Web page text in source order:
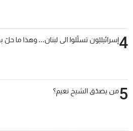
4إسرائيليّون تسلّلوا الى لبنان... وهذا ما حلّ
5من يصدّق الشيخ نعيم؟